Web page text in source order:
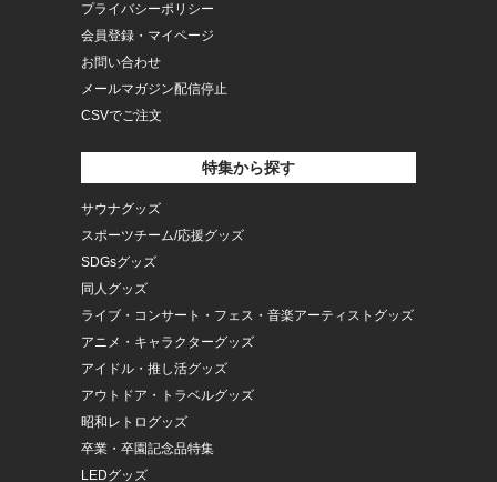
プライバシーポリシー
会員登録・マイページ
お問い合わせ
メールマガジン配信停止
CSVでご注文
特集から探す
サウナグッズ
スポーツチーム/応援グッズ
SDGsグッズ
同人グッズ
ライブ・コンサート・フェス・音楽アーティストグッズ
アニメ・キャラクターグッズ
アイドル・推し活グッズ
アウトドア・トラベルグッズ
昭和レトログッズ
卒業・卒園記念品特集
LEDグッズ